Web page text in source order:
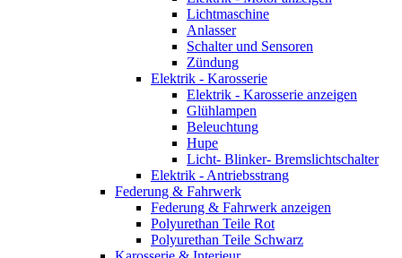
Lichtmaschine
Anlasser
Schalter und Sensoren
Zündung
Elektrik - Karosserie
Elektrik - Karosserie anzeigen
Glühlampen
Beleuchtung
Hupe
Licht- Blinker- Bremslichtschalter
Elektrik - Antriebsstrang
Federung & Fahrwerk
Federung & Fahrwerk anzeigen
Polyurethan Teile Rot
Polyurethan Teile Schwarz